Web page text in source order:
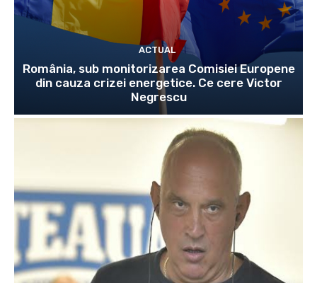
ACTUAL
România, sub monitorizarea Comisiei Europene
din cauza crizei energetice. Ce cere Victor
Negrescu